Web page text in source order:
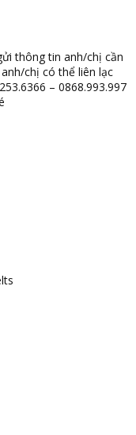
thông tin anh/chị cần
chị có thể liên lạc
– 0868.993.997